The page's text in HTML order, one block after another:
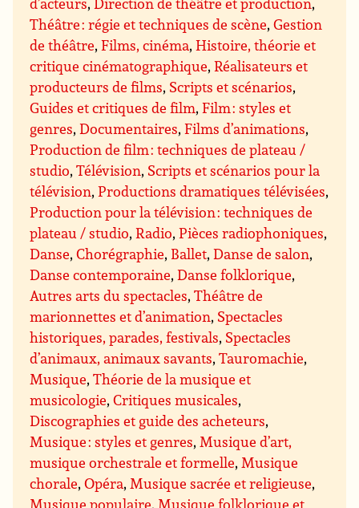
Théâtre : régie et techniques de scène,Gestion
de théâtre,Films, cinéma,Histoire, théorie et
critique cinématographique,Réalisateurs et
producteurs de films, Scripts et scénarios,
Guides et critiques de film,Film : styles et
genres,Documentaires,Films d’animations,
Production de film : techniques de plateau /
studio,Télévision, Scripts et scénarios pour la
télévision,Productions dramatiques télévisées,
Production pour la télévision : techniques de
plateau / studio,Radio,Pièces radiophoniques,
Danse,Chorégraphie, Ballet,Danse de salon,
Danse contemporaine,Danse folklorique,
Autres arts du spectacles,Théâtre de
marionnettes et d’animation, Spectacles
historiques, parades, festivals, Spectacles
d’animaux, animaux savants,Tauromachie,
Musique,Théorie de la musique et
musicologie,Critiques musicales,
Discographies et guide des acheteurs,
Musique : styles et genres,Musique d’art,
musique orchestrale et formelle,Musique
chorale,Opéra,Musique sacrée et religieuse,
Musique populaire,Musique folklorique et